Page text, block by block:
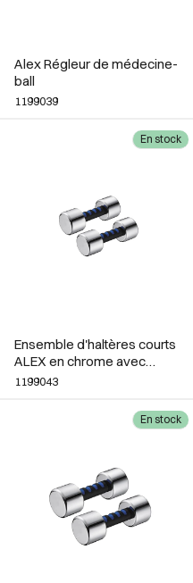
Alex Régleur de médecine-
ball
1199039
Ensemble d'haltères courts
ALEX en chrome avec
poignée en mousse 1 kg
1199043
En stock
En stock